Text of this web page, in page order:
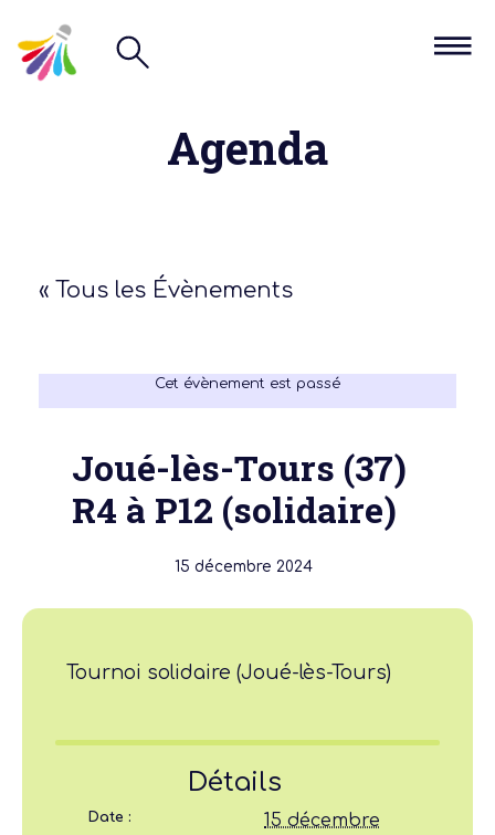
Agenda
« Tous les Évènements
Cet évènement est passé
Joué-lès-Tours (37)
R4 à P12 (solidaire)
15 décembre 2024
Tournoi solidaire (Joué-lès-Tours)
Détails
Date :
15 décembre